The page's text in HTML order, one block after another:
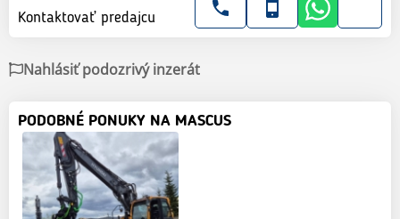
Kontaktovať predajcu
Nahlásiť podozrivý inzerát
PODOBNÉ PONUKY NA MASCUS